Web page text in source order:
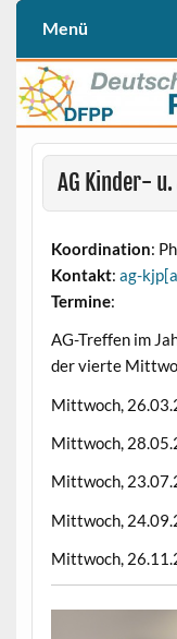
Skip
contentDFPP
Deutschen
Menü
AG Kinder-
Koordination:
Kontakt: ag-
Termine:
AG-Treffen im
der vierte
Mittwoch,
Mittwoch,
Mittwoch,
Mittwoch,
Mittwoch,